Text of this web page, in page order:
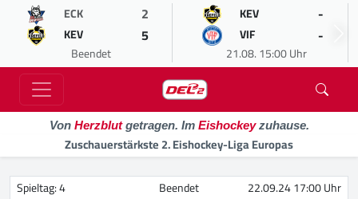
ECK 2
KEV 5
Beendet
KEV -
VIF -
21.08. 15:00 Uhr
Von Herzblutgetragen. Im Eishockeyzuhause.
Zuschauerstärkste 2. Eishockey-Liga Europas
Spieltag: 4 Beendet 22.09.24 17:00 Uhr